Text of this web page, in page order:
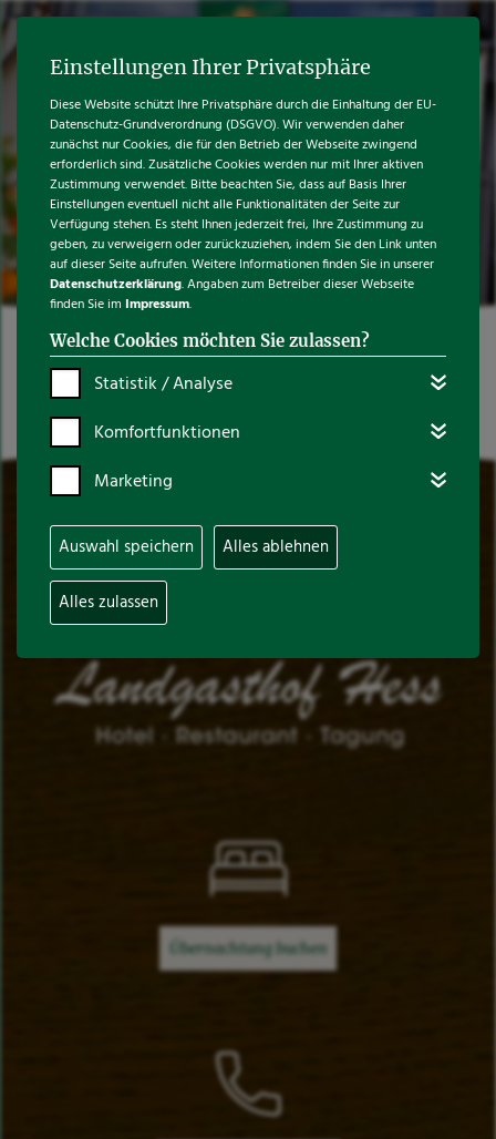
Sie sind hier:Startseite
Übernachtung buchen
Einstellungen Ihrer Privatsphäre
Diese Website schützt Ihre Privatsphäre durch die Einhaltung der EU-
Datenschutz-Grundverordnung (DSGVO). Wir verwenden daher
zunächst nur Cookies, die für den Betrieb der Webseite zwingend
erforderlich sind. Zusätzliche Cookies werden nur mit Ihrer aktiven
Zustimmung verwendet. Bitte beachten Sie, dass auf Basis Ihrer
Einstellungen eventuell nicht alle Funktionalitäten der Seite zur
Verfügung stehen. Es steht Ihnen jederzeit frei, Ihre Zustimmung zu
geben, zu verweigern oder zurückzuziehen, indem Sie den Link unten
auf dieser Seite aufrufen. Weitere Informationen finden Sie in unserer
Datenschutzerklärung. Angaben zum Betreiber dieser Webseite
finden Sie im Impressum.
Welche Cookies möchten Sie zulassen?
Statistik / Analyse
Komfortfunktionen
Marketing
Auswahl speichern Alles ablehnen
Alles zulassen